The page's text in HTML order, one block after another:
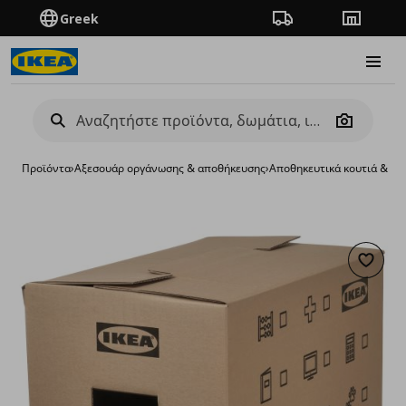
Greek Πορεία παραγγελίας
Camera
Προϊόντα›Aξεσουάρ οργάνωσης & αποθήκευσης›Αποθηκευτικά κουτιά &